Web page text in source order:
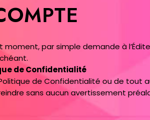
par simple demande à
de Confidentialité
de Confidentialité ou de
sans aucun avertissement